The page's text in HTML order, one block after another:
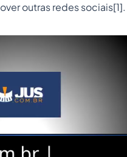
outras redes sociais[1].